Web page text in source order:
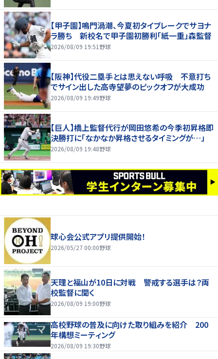
【甲子園】鳴門渦潮、今夏初タイブレークでサヨナ
ラ勝ち 新校名で甲子園初勝利「紙一重」森監督
2026/08/09 19:51 野球
【阪神】代役二塁手とは思えない呼吸 不意打ち
でサイン出した高寺望夢のピックオフが大成功
2026/08/09 19:49野球
【巨人】橋上監督代行が岡田悠希の今季初昇格即
決勝打に「なかなか昇格させるタイミングが…」
2026/08/09 19:48野球
球心会公式アプリ提供開始！
2026/05/27 00:00野球
天理と福山が10日に対戦 警戒する選手は？両
校監督に聞く
2026/08/09 19:00野球
高校野球の普及に向けた取り組みを紹介 200
年構想ミーティング
2026/08/09 19:30野球